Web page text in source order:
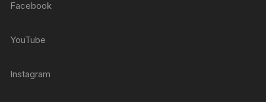
Facebook
YouTube
Instagram